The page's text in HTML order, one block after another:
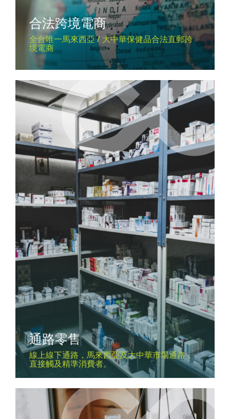
合法跨境電商
全台唯一馬來西亞 / 大中華保健品合法直郵跨
境電商
通路零售
線上線下通路，馬來西亞及大中華市場通路，
直接觸及精準消費者。